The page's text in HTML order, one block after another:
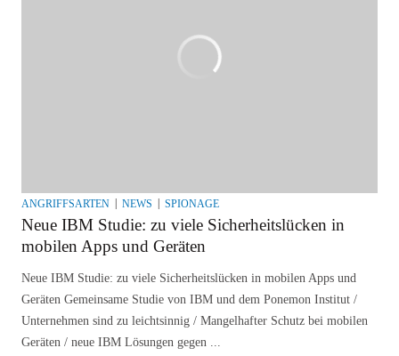
ANGRIFFSARTEN NEWS SPIONAGE
Neue IBM Studie: zu viele Sicherheitslücken in
mobilen Apps und Geräten
Neue IBM Studie: zu viele Sicherheitslücken in mobilen Apps und
Geräten Gemeinsame Studie von IBM und dem Ponemon Institut /
Unternehmen sind zu leichtsinnig / Mangelhafter Schutz bei mobilen
Geräten / neue IBM Lösungen gegen ...